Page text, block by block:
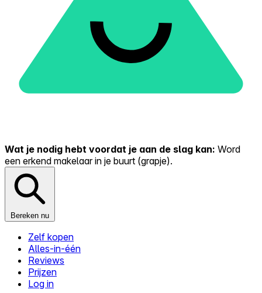
Wat je nodig hebt voordat je aan de slag kan: Word
een erkend makelaar in je buurt (grapje).
Bereken nu
Zelf kopen
Alles-in-één
Reviews
Prijzen
Log in